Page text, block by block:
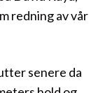
redning av vår
senere da